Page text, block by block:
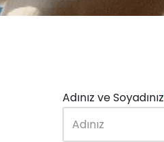
Adınız ve Soyadınız